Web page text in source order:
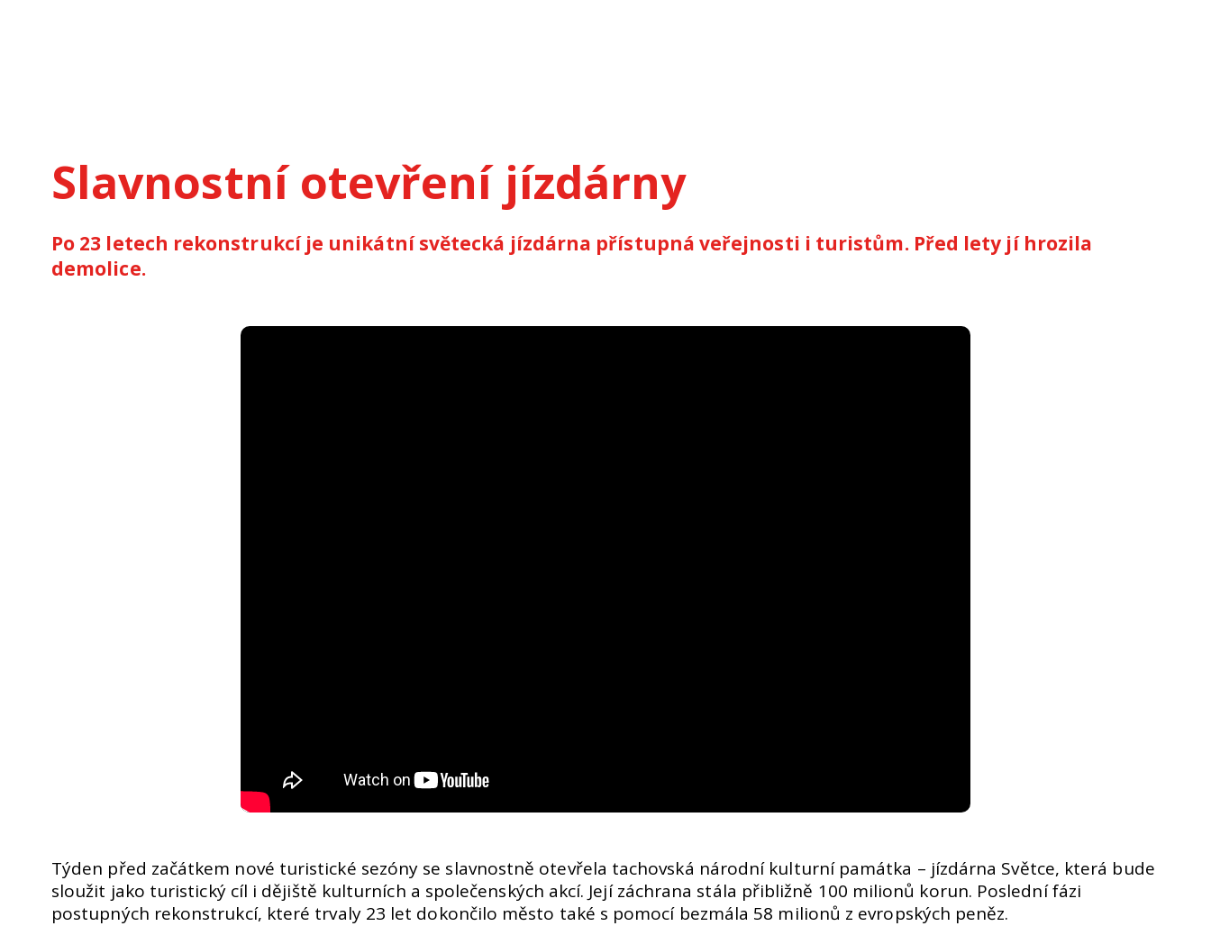
Slavnostní otevření jízdárny
Po 23 letech rekonstrukcí je unikátní světecká jízdárna přístupná veřejnosti i turistům. Před lety jí hrozila
demolice.
Týden před začátkem nové turistické sezóny se slavnostně otevřela tachovská národní kulturní památka – jízdárna Světce, která bude
sloužit jako turistický cíl i dějiště kulturních a společenských akcí. Její záchrana stála přibližně 100 milionů korun. Poslední fázi
postupných rekonstrukcí, které trvaly 23 let dokončilo město také s pomocí bezmála 58 milionů z evropských peněz.